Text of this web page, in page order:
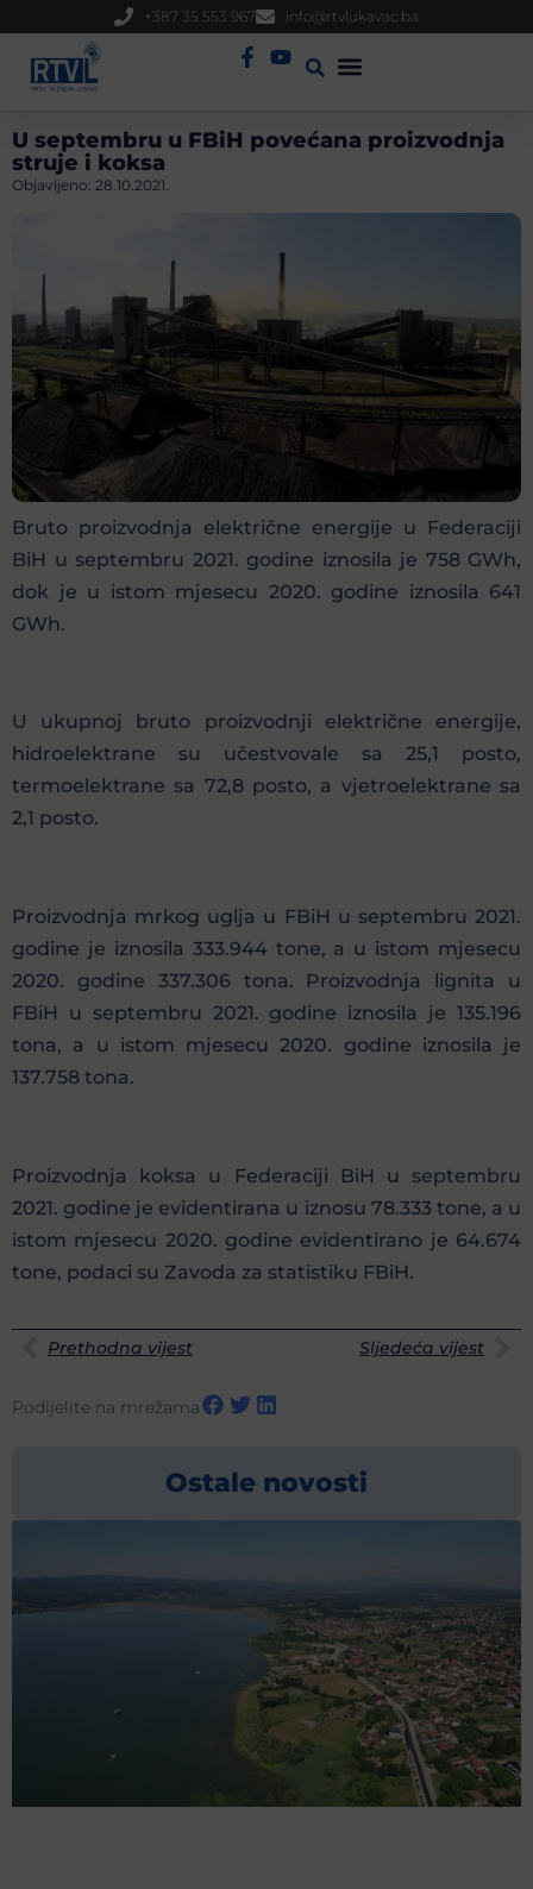
+387 35 553 967 info@rtvlukavac.ba
U septembru u FBiH povećana proizvodnja
struje i koksa
Objavljeno: 28.10.2021.
Bruto proizvodnja električne energije u Federaciji
BiH u septembru 2021. godine iznosila je 758 GWh,
dok je u istom mjesecu 2020. godine iznosila 641
GWh.
U ukupnoj bruto proizvodnji električne energije,
hidroelektrane su učestvovale sa 25,1 posto,
termoelektrane sa 72,8 posto, a vjetroelektrane sa
2,1 posto.
Proizvodnja mrkog uglja u FBiH u septembru 2021.
godine je iznosila 333.944 tone, a u istom mjesecu
2020. godine 337.306 tona. Proizvodnja lignita u
FBiH u septembru 2021. godine iznosila je 135.196
tona, a u istom mjesecu 2020. godine iznosila je
137.758 tona.
Proizvodnja koksa u Federaciji BiH u septembru
2021. godine je evidentirana u iznosu 78.333 tone, a u
istom mjesecu 2020. godine evidentirano je 64.674
tone, podaci su Zavoda za statistiku FBiH.
Prethodna vijest Sljedeća vijest
Podijelite na mrežama
Ostale novosti